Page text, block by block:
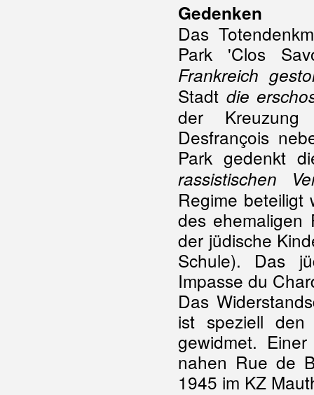
Gedenken
Das
Park 'Clos
Frankreich
Stadt die
der Kreuzung
Desfrançois
Park gedenkt
rassistischen
Regime
des ehemaligen
der jüdische
Schule). Das
Impasse du
Das
ist speziell den
gewidmet.
nahen Rue de
1945 im KZ